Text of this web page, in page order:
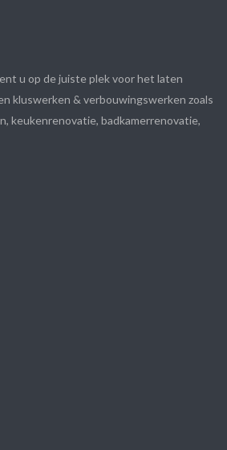
u op de juiste plek voor het laten
kluswerken & verbouwingswerken zoals
keukenrenovatie, badkamerrenovatie,